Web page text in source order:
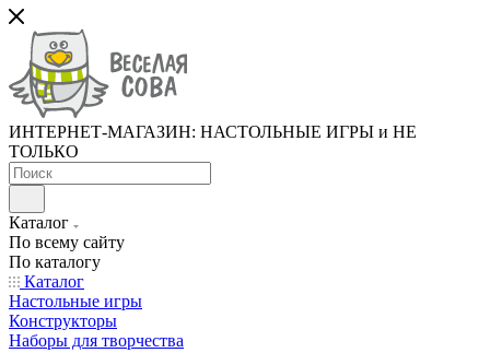
ИНТЕРНЕТ-МАГАЗИН: НАСТОЛЬНЫЕ ИГРЫ и НЕ
ТОЛЬКО
Каталог
По всему сайту
По каталогу
Каталог
Настольные игры
Конструкторы
Наборы для творчества